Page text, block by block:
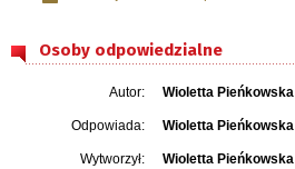
Osoby odpowiedzialne
Autor: Wioletta Pieńkowska
Odpowiada: Wioletta Pieńkowska
Wytworzył: Wioletta Pieńkowska